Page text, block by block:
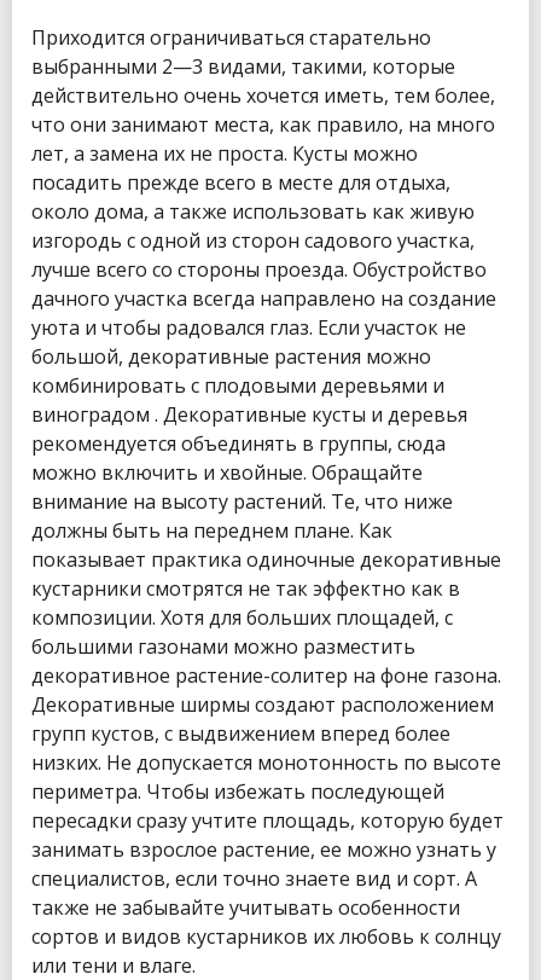
Приходится ограничиваться старательно
выбранными 2—3 видами, такими, которые
действительно очень хочется иметь, тем более,
что они занимают места, как правило, на много
лет, а замена их не проста. Кусты можно
посадить прежде всего в месте для отдыха,
около дома, а также использовать как живую
изгородь с одной из сторон садового участка,
лучше всего со стороны проезда. Обустройство
дачного участка всегда направлено на создание
уюта и чтобы радовался глаз. Если участок не
большой, декоративные растения можно
комбинировать с плодовыми деревьями и
виноградом . Декоративные кусты и деревья
рекомендуется объединять в группы, сюда
можно включить и хвойные. Обращайте
внимание на высоту растений. Те, что ниже
должны быть на переднем плане. Как
показывает практика одиночные декоративные
кустарники смотрятся не так эффектно как в
композиции. Хотя для больших площадей, с
большими газонами можно разместить
декоративное растение-солитер на фоне газона.
Декоративные ширмы создают расположением
групп кустов, с выдвижением вперед более
низких. Не допускается монотонность по высоте
периметра. Чтобы избежать последующей
пересадки сразу учтите площадь, которую будет
занимать взрослое растение, ее можно узнать у
специалистов, если точно знаете вид и сорт. А
также не забывайте учитывать особенности
сортов и видов кустарников их любовь к солнцу
или тени и влаге.